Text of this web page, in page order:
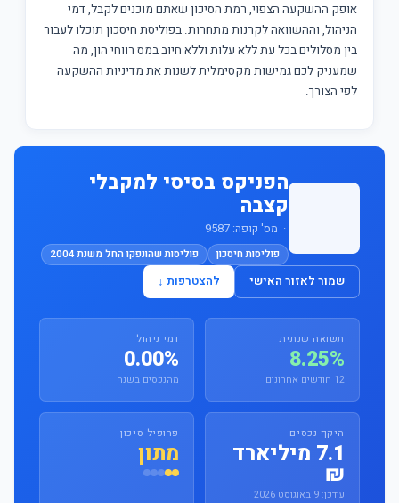
אופק ההשקעה הצפוי, רמת הסיכון שאתם מוכנים לקבל, דמי
הניהול, וההשוואה לקרנות מתחרות. בפוליסת חיסכון תוכלו לעבור
בין מסלולים בכל עת ללא עלות וללא חיוב במס רווחי הון, מה
שמעניק לכם גמישות מקסימלית לשנות את מדיניות ההשקעה
לפי הצורך.
הפניקס בסיסי למקבלי
קצבה
· מס' קופה: 9587
פוליסות חיסכון פוליסות שהונפקו החל משנת 2004
שמור לאזור האישי להצטרפות ↓
תשואה שנתית
8.25%
12 חודשים אחרונים
דמי ניהול
0.00%
מהנכסים בשנה
היקף נכסים
7.1 מיליארד
₪
עודכן: 9 באוגוסט 2026
פרופיל סיכון
מתון